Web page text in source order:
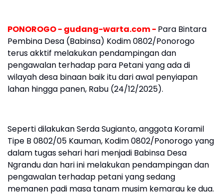
PONOROGO - gudang-warta.com - Para Bintara
Pembina Desa (Babinsa) Kodim 0802/Ponorogo
terus akktif melakukan pendampingan dan
pengawalan terhadap para Petani yang ada di
wilayah desa binaan baik itu dari awal penyiapan
lahan hingga panen, Rabu (24/12/2025).
Seperti dilakukan Serda Sugianto, anggota Koramil
Tipe B 0802/05 Kauman, Kodim 0802/Ponorogo yang
dalam tugas sehari hari menjadi Babinsa Desa
Ngrandu dan hari ini melakukan pendampingan dan
pengawalan terhadap petani yang sedang
memanen padi masa tanam musim kemarau ke dua.